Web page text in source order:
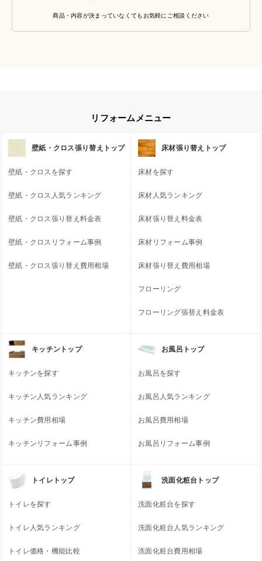
商品・内容が決まっていなくてもお気軽にご相談ください
リフォームメニュー
壁紙・クロス張り替えトップ
壁紙・クロスを探す
壁紙・クロス人気ランキング
壁紙・クロス張り替え料金表
壁紙・クロスリフォーム事例
壁紙・クロス張り替え費用相場
床材張り替えトップ
床材を探す
床材人気ランキング
床材張り替え料金表
床材リフォーム事例
床材張り替え費用相場
フローリング
フローリング張替え料金表
キッチントップ
キッチンを探す
キッチン人気ランキング
キッチン費用相場
キッチンリフォーム事例
お風呂トップ
お風呂を探す
お風呂人気ランキング
お風呂費用相場
お風呂リフォーム事例
トイレトップ
トイレを探す
トイレ人気ランキング
トイレ価格・機能比較
洗面化粧台トップ
洗面化粧台を探す
洗面化粧台人気ランキング
洗面化粧台費用相場